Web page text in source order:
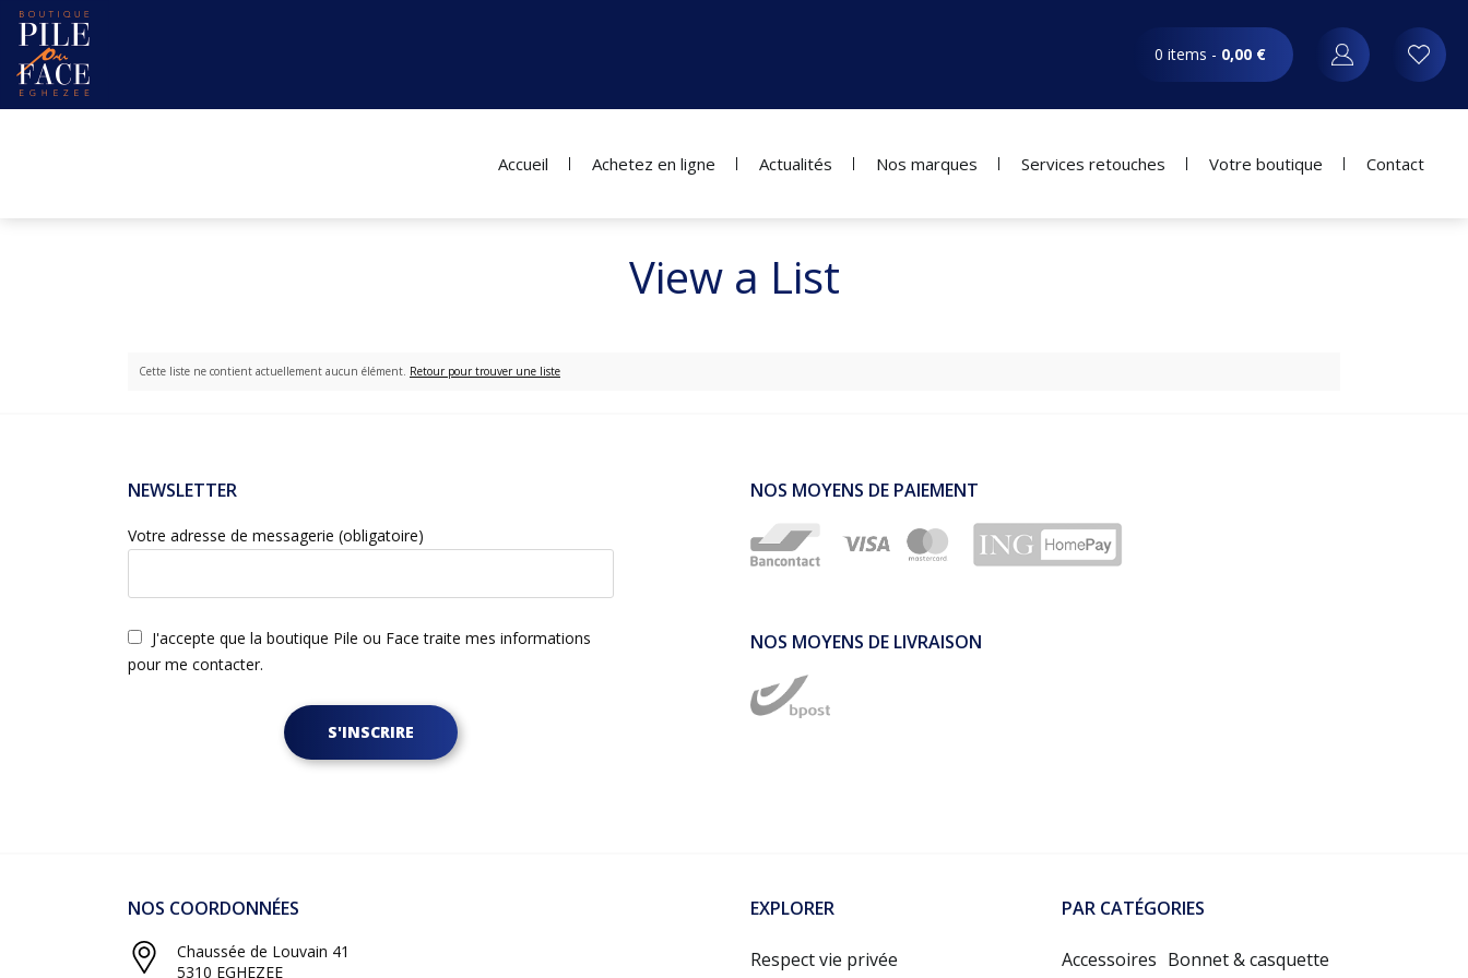
0 items - 0,00 €
Accueil Achetez en ligne Actualités Nos marques Services retouches Votre boutique Contact
View a List
Cette liste ne contient actuellement aucun élément. Retour pour trouver une liste
NEWSLETTER
Votre adresse de messagerie (obligatoire)
J'accepte que la boutique Pile ou Face traite mes informations
pour me contacter.
S'INSCRIRE
NOS MOYENS DE PAIEMENT
NOS MOYENS DE LIVRAISON
NOS COORDONNÉES
Chaussée de Louvain 41
5310 EGHEZEE
EXPLORER
Respect vie privée
PAR CATÉGORIES
Accessoires Bonnet & casquette